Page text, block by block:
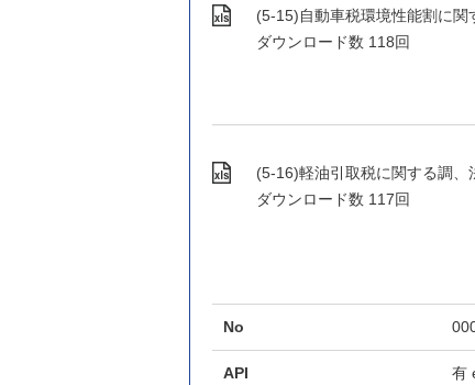
(5-15)自動車税環境性能割に関
ダウンロード数 118回
(5-16)軽油引取税に関する調
ダウンロード数 117回
No
API 有